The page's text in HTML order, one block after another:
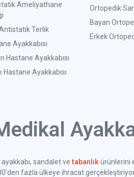
Ameliyathane
Antistatik Terlik
Ayakkabısı
Hastane Ayakkabısı
Hastane Ayakkabısı
Ortopedik
Bayan
Erkek
ayakkabı, sandalet vetabanlık ürünlerini
fazla ülkeye ihracat